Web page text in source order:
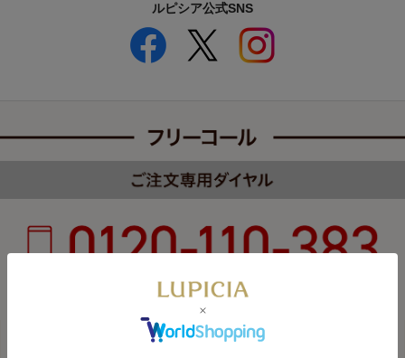
ルピシア公式SNS